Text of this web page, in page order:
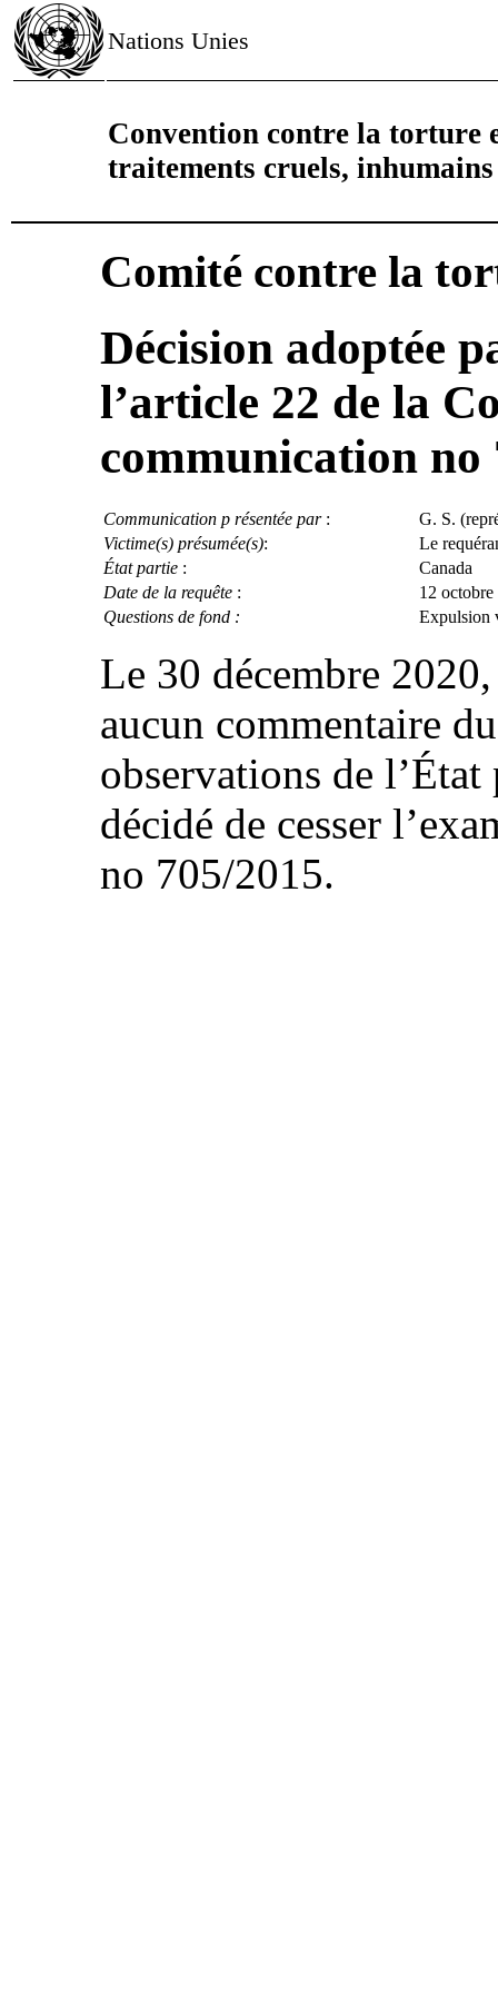
Nations Unies
Convention contre la torture
traitements cruels,
Comité contre la
Décision adoptée
l’article 22 de la
communication
Communication p résentée par:
G. S.
Victime(s) présumée(s):
Le
État partie :
Canada
Date de la requête :
12
Questions de fond :
Expulsion
Le 30 décembre
aucun commentaire
observations de
décidé de cesser
no 705/2015.